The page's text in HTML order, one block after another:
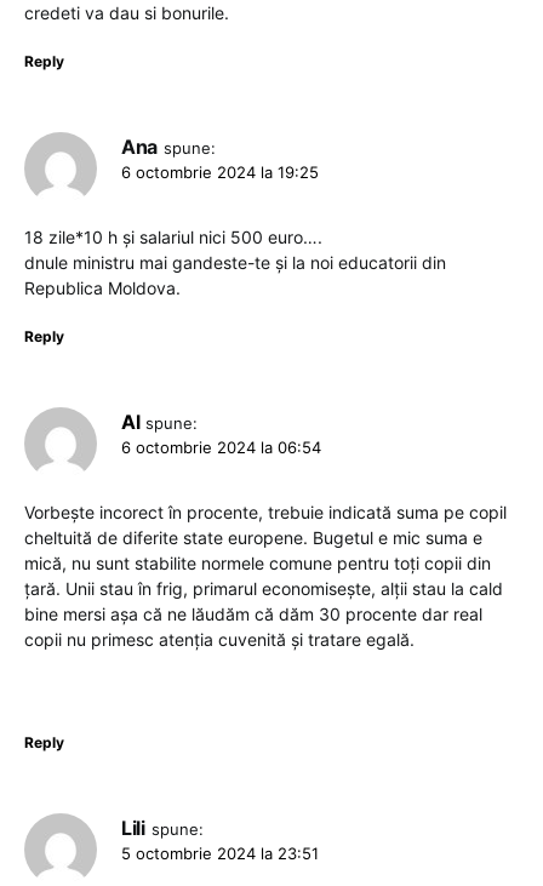
credeti va dau si bonurile.
Reply
Ana spune:
6 octombrie 2024 la 19:25
18 zile*10 h și salariul nici 500 euro….
dnule ministru mai gandeste-te și la noi educatorii din
Republica Moldova.
Reply
Al spune:
6 octombrie 2024 la 06:54
Vorbește incorect în procente, trebuie indicată suma pe copil
cheltuită de diferite state europene. Bugetul e mic suma e
mică, nu sunt stabilite normele comune pentru toți copii din
țară. Unii stau în frig, primarul economisește, alții stau la cald
bine mersi așa că ne lăudăm că dăm 30 procente dar real
copii nu primesc atenția cuvenită și tratare egală.
Reply
Lili spune:
5 octombrie 2024 la 23:51